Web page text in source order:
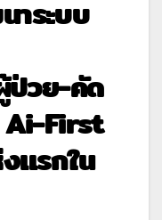
าระบบ
ป่วย-คัด
Ai-First
แรกใน